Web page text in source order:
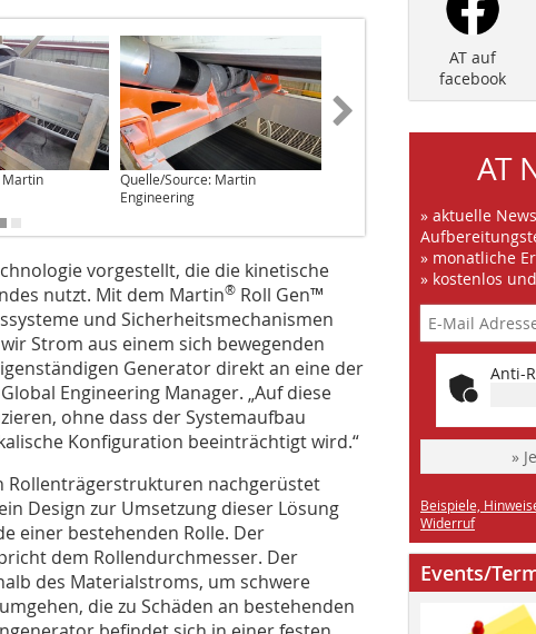
Martin
Quelle/Source: Martin
Engineering
vorgestellt, die die kinetische
nutzt. Mit dem Martin® Roll Gen™
und Sicherheitsmechanismen
Strom aus einem sich bewegenden
Generator direkt an eine der
Engineering Manager. „Auf diese
ohne dass der Systemaufbau
Konfiguration beeinträchtigt wird.“
Rollenträgerstrukturen nachgerüstet
Design zur Umsetzung dieser Lösung
einer bestehenden Rolle. Der
dem Rollendurchmesser. Der
des Materialstroms, um schwere
die zu Schäden an bestehenden
AT auf
facebook
AT
» aktuelle
» monatliche
» kostenlos
Anti-
»
Beispiele,
Widerruf
Events/